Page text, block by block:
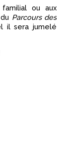
ou aux
Parcours des
il sera jumelé